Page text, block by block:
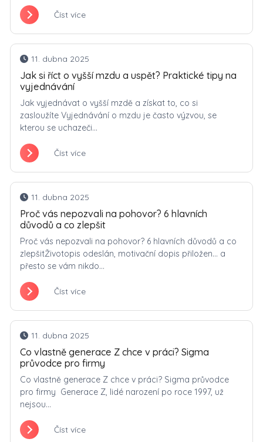
Číst více
11. dubna 2025
Jak si říct o vyšší mzdu a uspět? Praktické tipy na
vyjednávání
Jak vyjednávat o vyšší mzdě a získat to, co si
zasloužíte Vyjednávání o mzdu je často výzvou, se
kterou se uchazeči...
Číst více
11. dubna 2025
Proč vás nepozvali na pohovor? 6 hlavních
důvodů a co zlepšit
Proč vás nepozvali na pohovor? 6 hlavních důvodů a co
zlepšitŽivotopis odeslán, motivační dopis přiložen… a
přesto se vám nikdo...
Číst více
11. dubna 2025
Co vlastně generace Z chce v práci? Sigma
průvodce pro firmy
Co vlastně generace Z chce v práci? Sigma průvodce
pro firmy Generace Z, lidé narození po roce 1997, už
nejsou...
Číst více